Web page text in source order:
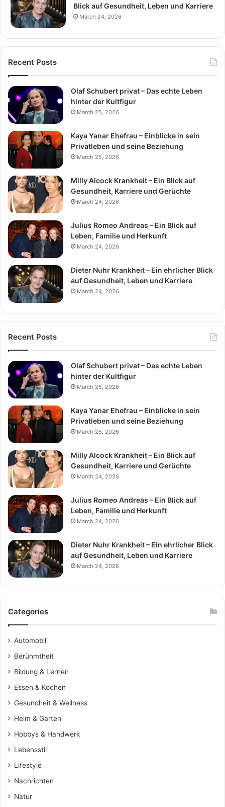
Blick auf Gesundheit, Leben und Karriere
March 24, 2026
Recent Posts
Olaf Schubert privat – Das echte Leben
hinter der Kultfigur
March 25, 2026
Kaya Yanar Ehefrau – Einblicke in sein
Privatleben und seine Beziehung
March 25, 2026
Milly Alcock Krankheit – Ein Blick auf
Gesundheit, Karriere und Gerüchte
March 24, 2026
Julius Romeo Andreas – Ein Blick auf
Leben, Familie und Herkunft
March 24, 2026
Dieter Nuhr Krankheit – Ein ehrlicher Blick
auf Gesundheit, Leben und Karriere
March 24, 2026
Recent Posts
Olaf Schubert privat – Das echte Leben
hinter der Kultfigur
March 25, 2026
Kaya Yanar Ehefrau – Einblicke in sein
Privatleben und seine Beziehung
March 25, 2026
Milly Alcock Krankheit – Ein Blick auf
Gesundheit, Karriere und Gerüchte
March 24, 2026
Julius Romeo Andreas – Ein Blick auf
Leben, Familie und Herkunft
March 24, 2026
Dieter Nuhr Krankheit – Ein ehrlicher Blick
auf Gesundheit, Leben und Karriere
March 24, 2026
Categories
Automobil
Berühmtheit
Bildung & Lernen
Essen & Kochen
Gesundheit & Wellness
Heim & Garten
Hobbys & Handwerk
Lebensstil
Lifestyle
Nachrichten
Natur